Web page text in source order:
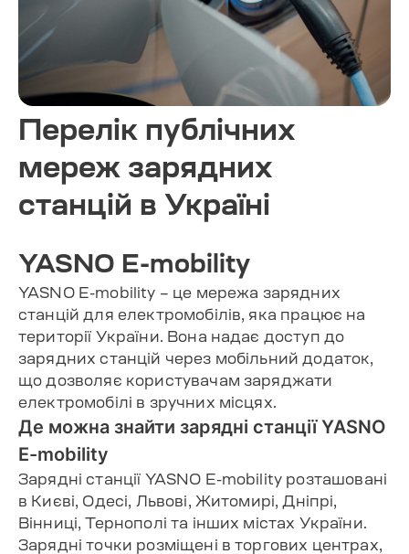
Перелік публічних
мереж зарядних
станцій в Україні
YASNO E-mobility
YASNO E-mobility – це мережа зарядних
станцій для електромобілів, яка працює на
території України. Вона надає доступ до
зарядних станцій через мобільний додаток,
що дозволяє користувачам заряджати
електромобілі в зручних місцях.
Де можна знайти зарядні станції YASNO
E-mobility
Зарядні станції YASNO E-mobility розташовані
в Києві, Одесі, Львові, Житомирі, Дніпрі,
Вінниці, Тернополі та інших містах України.
Зарядні точки розміщені в торгових центрах,